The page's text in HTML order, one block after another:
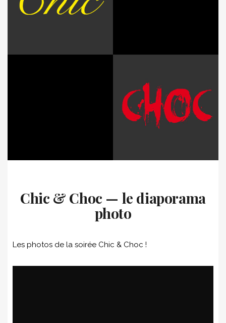
Chic & Choc — le diaporama
photo
Les photos de la soirée Chic & Choc !